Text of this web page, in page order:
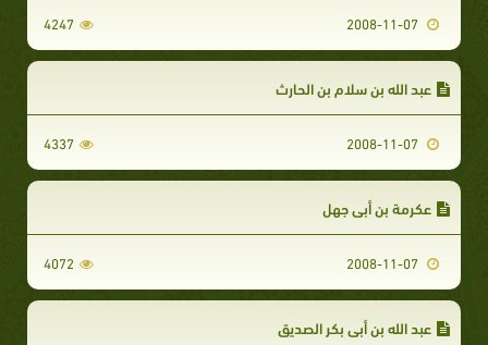
4247
عبد الله بن سلام بن الحارث
4337
عكرمة بن أبي جهل
4072
عبد الله بن أبي بكر الصديق